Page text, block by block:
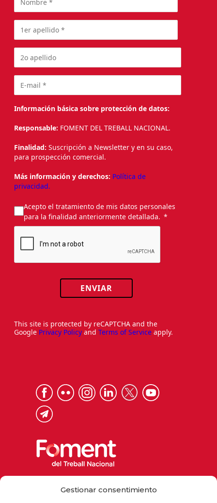
Gestionar consentimiento
Información básica sobre protección de datos:
Responsable: FOMENT DEL TREBALL NACIONAL.
Finalidad: Suscripción a Newsletter y en su caso,
para prospección comercial.
Más información y derechos: Política de
privacidad.
Acepto el tratamiento de mis datos personales
para la finalidad anteriormente detallada.
ENVIAR
This site is protected by reCAPTCHA and the
Google Privacy Policy and Terms of Service apply.